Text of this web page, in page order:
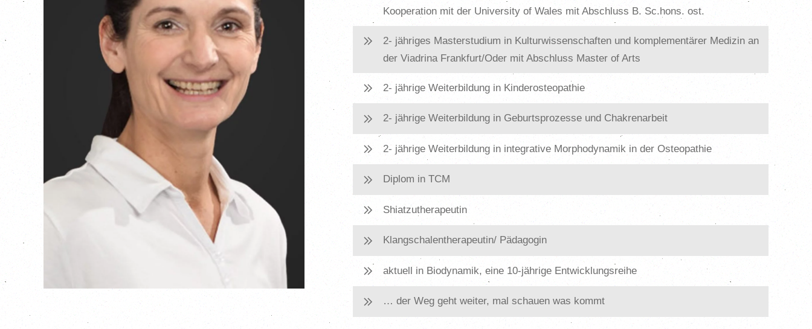
Kooperation mit der University of Wales mit Abschluss B. Sc.hons. ost.
2- jähriges Masterstudium in Kulturwissenschaften und komplementärer Medizin an
der Viadrina Frankfurt/Oder mit Abschluss Master of Arts
2- jährige Weiterbildung in Kinderosteopathie
2- jährige Weiterbildung in Geburtsprozesse und Chakrenarbeit
2- jährige Weiterbildung in integrative Morphodynamik in der Osteopathie
Diplom in TCM
Shiatzutherapeutin
Klangschalentherapeutin/ Pädagogin
aktuell in Biodynamik, eine 10-jährige Entwicklungsreihe
… der Weg geht weiter, mal schauen was kommt